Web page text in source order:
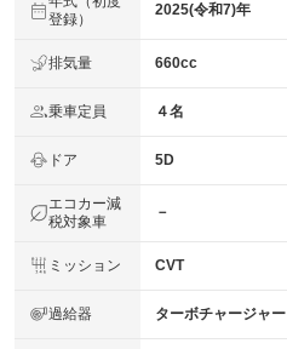
登録）
2025(令和7)年
排気量 660cc
乗車定員 ４名
ドア 5D
エコカー減
税対象車
－
ミッション CVT
過給器 ターボチャージャー